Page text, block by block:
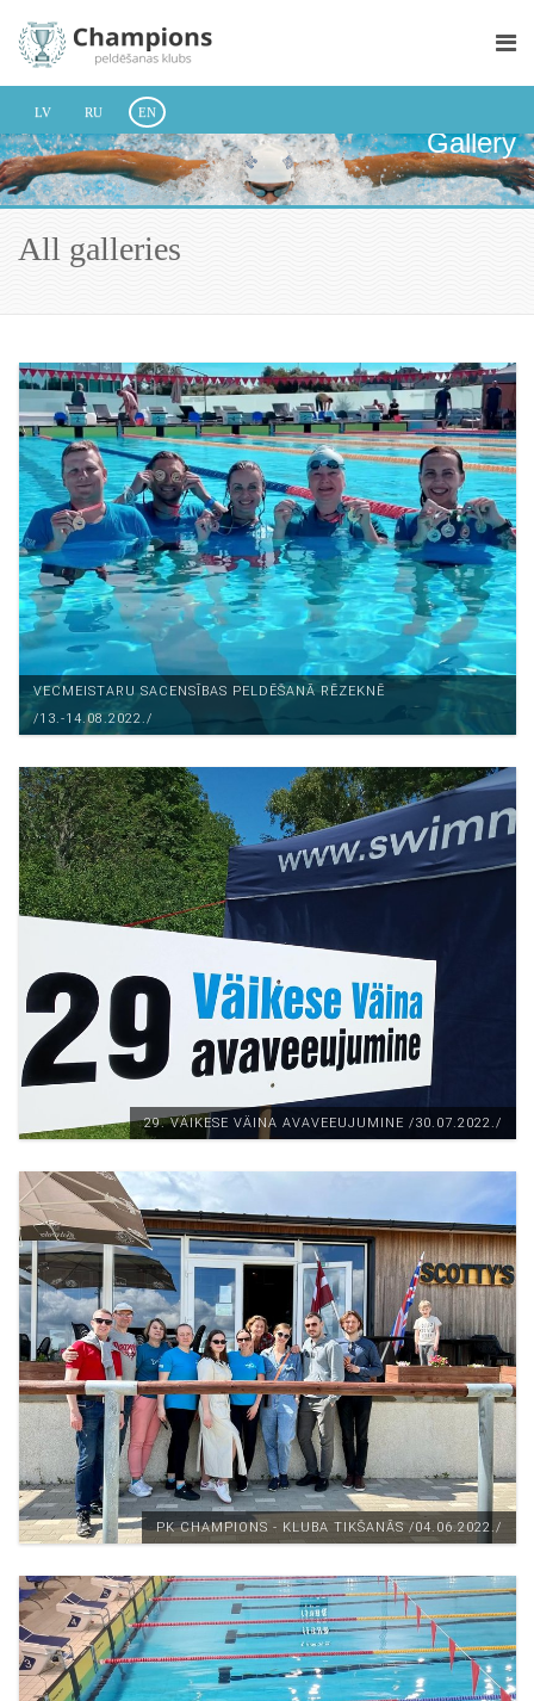
LV RU EN
Gallery
All galleries
VECMEISTARU SACENSĪBAS PELDĒŠANĀ RĒZEKNĒ
/13.-14.08.2022./
29. VÄIKESE VÄINA AVAVEEUJUMINE /30.07.2022./
PK CHAMPIONS - KLUBA TIKŠANĀS /04.06.2022./